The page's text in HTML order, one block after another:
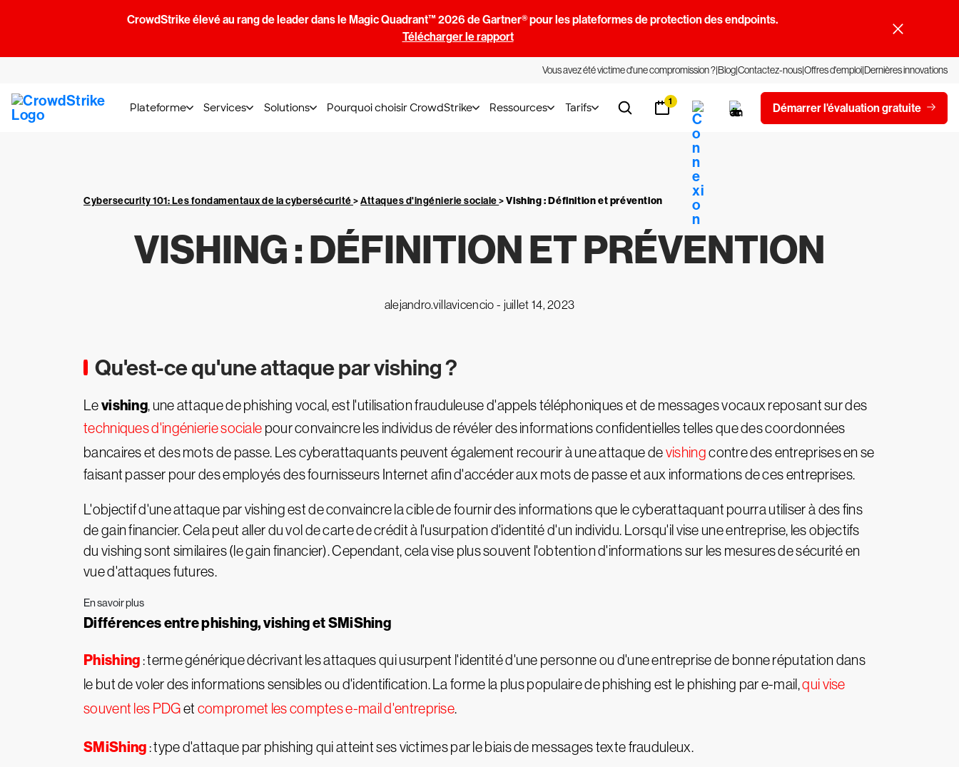
CrowdStrike élevé au rang de leader dans le Magic Quadrant™ 2026 de Gartner® pour les plateformes de protection des endpoints.
Télécharger le rapport
Vous avez été victime d'une compromission ?BlogContactez-nousOffres d'emploiDernières innovations
Plateforme Services Solutions Pourquoi choisir CrowdStrike Ressources Tarifs 1 Démarrer l'évaluation gratuite
Cybersecurity 101: Les fondamentaux de la cybersécurité>Attaques d'ingénierie sociale>Vishing : Définition et prévention
VISHING : DÉFINITION ET PRÉVENTION
alejandro.villavicencio - juillet 14, 2023
Qu'est-ce qu'une attaque par vishing ?
Levishing, une attaque de phishing vocal, est l'utilisation frauduleuse d'appels téléphoniques et de messages vocaux reposant sur des
techniques d'ingénierie sociale pour convaincre les individus de révéler des informations confidentielles telles que des coordonnées
bancaires et des mots de passe. Les cyberattaquants peuvent également recourir à une attaque devishingcontre des entreprises en se
faisant passer pour des employés des fournisseurs Internet afin d'accéder aux mots de passe et aux informations de ces entreprises.
L'objectif d'une attaque par vishing est de convaincre la cible de fournir des informations que le cyberattaquant pourra utiliser à des fins
de gain financier. Cela peut aller du vol de carte de crédit à l'usurpation d'identité d'un individu. Lorsqu'il vise une entreprise, les objectifs
du vishing sont similaires (le gain financier). Cependant, cela vise plus souvent l'obtention d'informations sur les mesures de sécurité en
vue d'attaques futures.
En savoir plus
Différences entre phishing, vishing et SMiShing
Phishing : terme générique décrivant les attaques qui usurpent l'identité d'une personne ou d'une entreprise de bonne réputation dans
le but de voler des informations sensibles ou d'identification. La forme la plus populaire de phishing est le phishing par e-mail,qui vise
souvent les PDGet compromet les comptes e-mail d'entreprise.
SMiShing : type d'attaque par phishing qui atteint ses victimes par le biais de messages texte frauduleux.